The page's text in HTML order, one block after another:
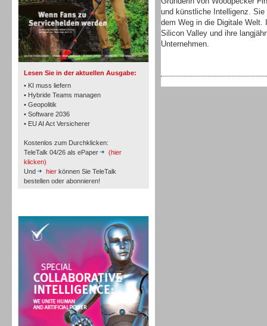
Lesen Sie in der aktuellen Ausgabe:
• KI muss liefern
• Hybride Teams managen
• Geopolitik
• Software 2036
• EU AI Act Versicherer
Kostenlos zum Durchklicken:
TeleTalk 04/26 als ePaper
(hier
klicken)
Und
hier können Sie TeleTalk
bestellen oder abonnieren!
TK- und ACD-Systeme
Workforce-Management
Personal
und künstliche Intelligenz.
dem Weg in die Digitale
Silicon Valley und ihre
Unternehmen.